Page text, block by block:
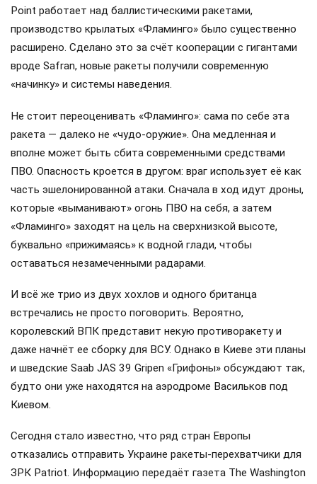
Point работает над баллистическими ракетами,
производство крылатых «Фламинго» было существенно
расширено. Сделано это за счёт кооперации с гигантами
вроде Safran, новые ракеты получили современную
«начинку» и системы наведения.
Не стоит переоценивать «Фламинго»: сама по себе эта
ракета — далеко не «чудо-оружие». Она медленная и
вполне может быть сбита современными средствами
ПВО. Опасность кроется в другом: враг использует её как
часть эшелонированной атаки. Сначала в ход идут дроны,
которые «выманивают» огонь ПВО на себя, а затем
«Фламинго» заходят на цель на сверхнизкой высоте,
буквально «прижимаясь» к водной глади, чтобы
оставаться незамеченными радарами.
И всё же трио из двух хохлов и одного британца
встречались не просто поговорить. Вероятно,
королевский ВПК представит некую противоракету и
даже начнёт ее сборку для ВСУ. Однако в Киеве эти планы
и шведские Saab JAS 39 Gripen «Грифоны» обсуждают так,
будто они уже находятся на аэродроме Васильков под
Киевом.
Сегодня стало известно, что ряд стран Европы
отказались отправить Украине ракеты-перехватчики для
ЗРК Patriot. Информацию передаёт газета The Washington